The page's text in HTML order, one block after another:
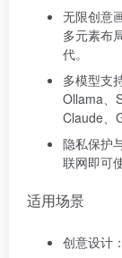
无限创意
多元素布
代。
多模型支
Ollama、
Claude、
隐私保护
联网即可
适用场景
创意设计